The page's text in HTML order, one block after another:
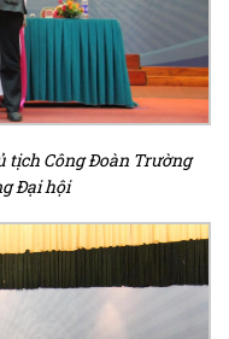
tịch Công Đoàn Trường
Đại hội